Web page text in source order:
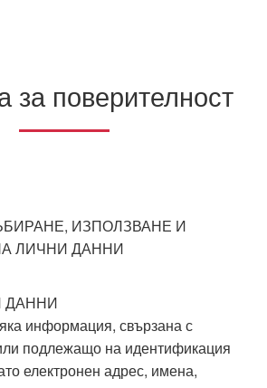
за поверителност
ИЗПОЛЗВАНЕ И
ЛИЧНИ ДАННИ
ДАННИ
информация, свързана с
подлежащо на идентификация
електронен адрес, имена,